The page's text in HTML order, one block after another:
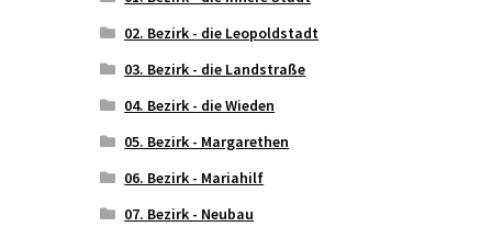
02. Bezirk - die Leopoldstadt
03. Bezirk - die Landstraße
04. Bezirk - die Wieden
05. Bezirk - Margarethen
06. Bezirk - Mariahilf
07. Bezirk - Neubau